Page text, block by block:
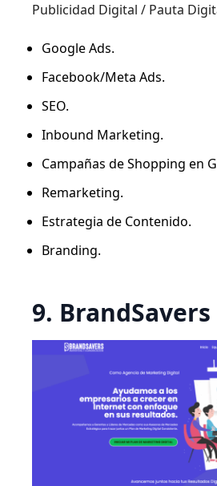
Publicidad Digital / Pauta
Google Ads.
Facebook/Meta Ads.
SEO.
Inbound Marketing.
Campañas de Shopping en
Remarketing.
Estrategia de Contenido.
Branding.
9. BrandSavers